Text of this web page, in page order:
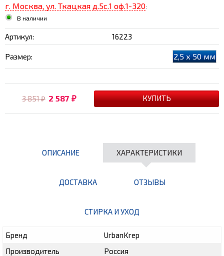
г. Москва, ул. Ткацкая д.5с.1 оф.1-320:
В наличии
Артикул: 16223
Размер: 2,5 х 50 мм
3 851₽ 2 587 ₽
ОПИСАНИЕ ХАРАКТЕРИСТИКИ
ДОСТАВКА ОТЗЫВЫ
СТИРКА И УХОД
Бренд
UrbanKrep
Производитель
Россия